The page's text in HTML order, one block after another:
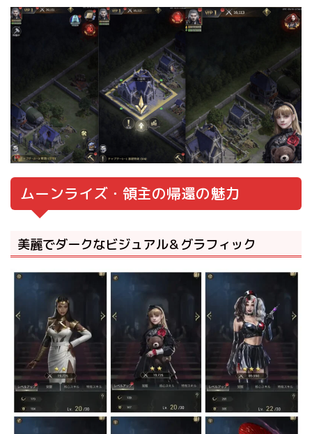
ムーンライズ・領主の帰還の魅力
美麗でダークなビジュアル＆グラフィック